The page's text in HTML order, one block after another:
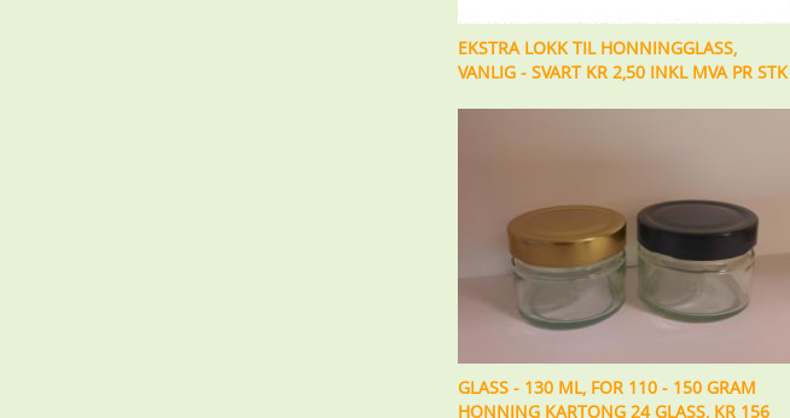
EKSTRA LOKK TIL HONNINGGLASS,
VANLIG - SVART KR 2,50 INKL MVA PR STK
GLASS - 130 ML, FOR 110 - 150 GRAM
HONNING KARTONG 24 GLASS, KR 156